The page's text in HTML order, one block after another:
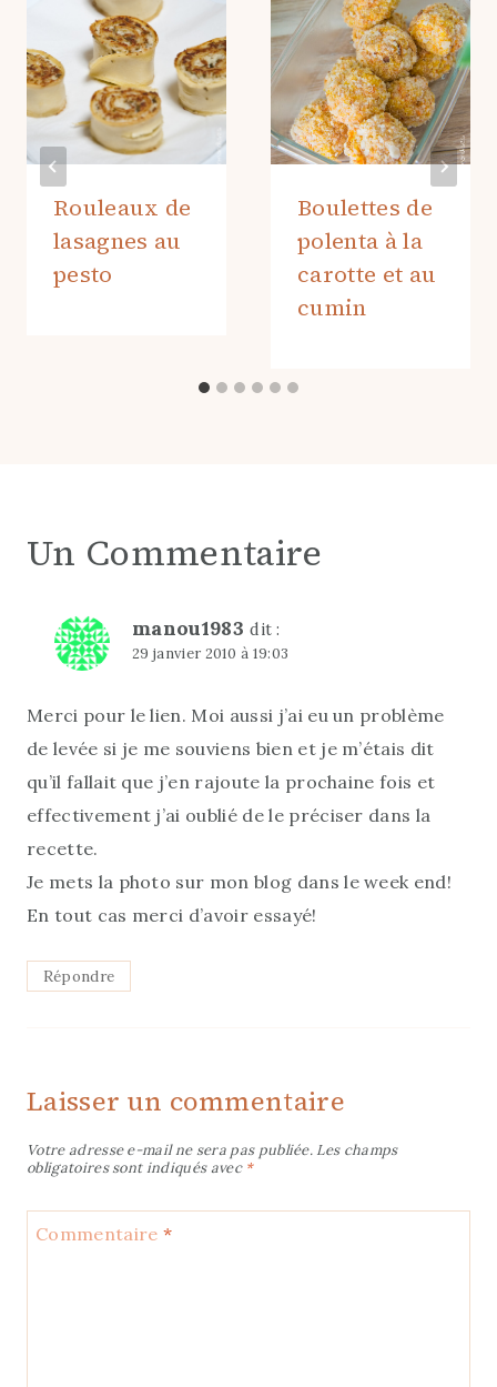
Rouleaux de
lasagnes au
pesto
Boulettes de
polenta à la
carotte et au
cumin
Un Commentaire
manou1983 dit :
29 janvier 2010 à 19:03
Merci pour le lien. Moi aussi j’ai eu un problème
de levée si je me souviens bien et je m’étais dit
qu’il fallait que j’en rajoute la prochaine fois et
effectivement j’ai oublié de le préciser dans la
recette.
Je mets la photo sur mon blog dans le week end!
En tout cas merci d’avoir essayé!
Répondre
Laisser un commentaire
Votre adresse e-mail ne sera pas publiée. Les champs
obligatoires sont indiqués avec *
Commentaire *